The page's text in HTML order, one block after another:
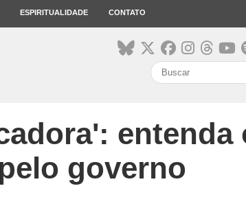
ESPIRITUALIDADE CONTATO
entenda
governo